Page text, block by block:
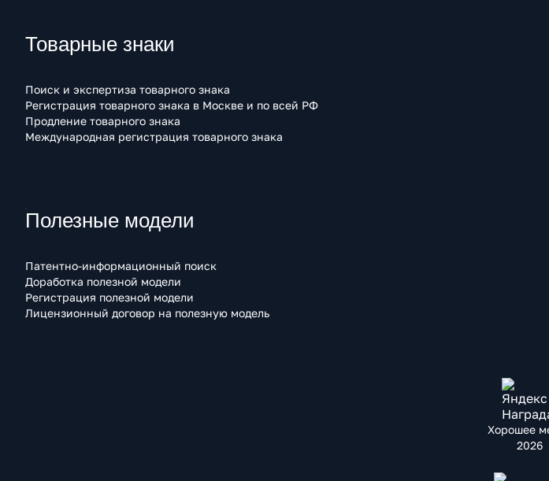
Товарные знаки
Поиск и экспертиза товарного знака
Регистрация товарного знака в Москве и по всей РФ
Продление товарного знака
Международная регистрация товарного знака
Полезные модели
Патентно-информационный поиск
Доработка полезной модели
Регистрация полезной модели
Лицензионный договор на полезную модель
Хорошее
2026